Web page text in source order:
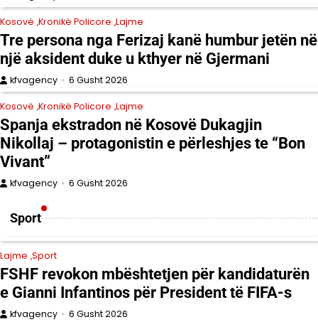
Kosovë Kronikë Policore Lajme
Tre persona nga Ferizaj kanë humbur jetën në
një aksident duke u kthyer në Gjermani
kfvagency 6 Gusht 2026
Kosovë Kronikë Policore Lajme
Spanja ekstradon në Kosovë Dukagjin
Nikollaj – protagonistin e përleshjes te “Bon
Vivant”
kfvagency 6 Gusht 2026
Sport
Lajme Sport
FSHF revokon mbështetjen për kandidaturën
e Gianni Infantinos për President të FIFA-s
kfvagency 6 Gusht 2026